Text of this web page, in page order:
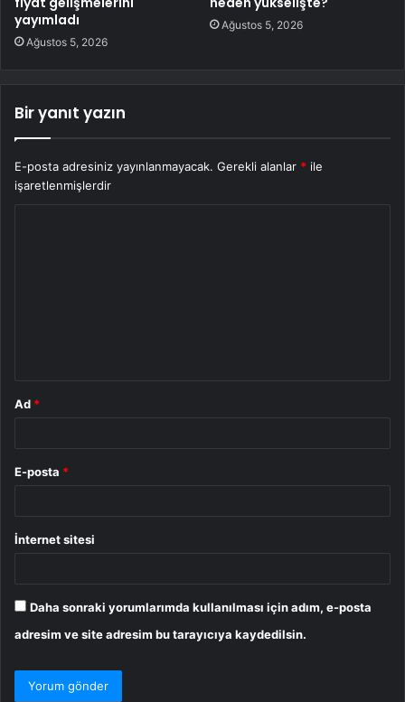
yayımladı
Ağustos 5, 2026
Ağustos 5, 2026
Bir yanıt yazın
E-posta adresiniz yayınlanmayacak. Gerekli alanlar * ile
işaretlenmişlerdir
Ad *
E-posta *
İnternet sitesi
Daha sonraki yorumlarımda kullanılması için adım, e-posta
adresim ve site adresim bu tarayıcıya kaydedilsin.